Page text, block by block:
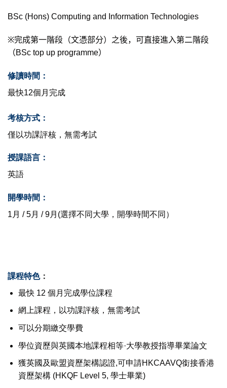
BSc (Hons) Computing and Information Technologies
※完成第一階段（文憑部分）之後，可直接進入第二階段
（BSc top up programme）
修讀時間：
最快12個月完成
考核方式：
僅以功課評核，無需考試
授課語言：
英語
開學時間：
1月 / 5月 / 9月(選擇不同大學，開學時間不同）
課程特色：
最快 12 個月完成學位課程
網上課程，以功課評核，無需考試
可以分期繳交學費
學位資歷與英國本地課程相等·大學教授指導畢業論文
獲英國及歐盟資歷架構認證,可申請HKCAAVQ銜接香港
資歷架構 (HKQF Level 5, 學士畢業)